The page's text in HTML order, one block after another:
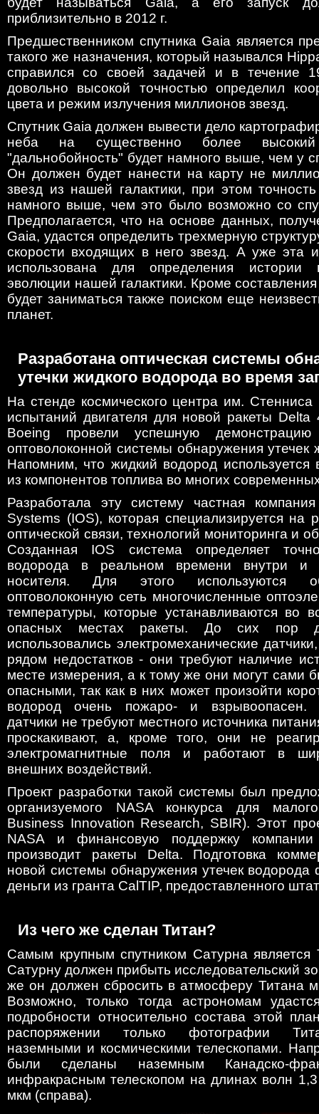
приблизительно в 2012 г.
Предшественником спутника Gaia является
такого же назначения, который назывался
справился со своей задачей и в течение
довольно высокой точностью определил
цвета и режим излучения миллионов звезд.
Спутник Gaia должен вывести дело
неба на существенно более
"дальнобойность" будет намного выше, чем у
Он должен будет нанести на карту не
звезд из нашей галактики, при этом
намного выше, чем это было возможно со
Предполагается, что на основе данных,
Gaia, удастся определить трехмерную
скорости входящих в него звезд. А уже эта
использована для определения истории
эволюции нашей галактики. Кроме
будет заниматься также поиском еще
планет.
Разработана оптическая системы
утечки жидкого водорода во время
На стенде космического центра им.
испытаний двигателя для новой ракеты
Boeing провели успешную
оптоволоконной системы обнаружения утечек
Напомним, что жидкий водород используется
из компонентов топлива во многих
Разработала эту систему частная
Systems (IOS), которая специализируется на
оптической связи, технологий мониторинга и
Созданная IOS система определяет
водорода в реальном времени внутри и
носителя. Для этого используются
оптоволоконную сеть многочисленные
температуры, которые устанавливаются во
опасных местах ракеты. До сих пор
использовались электромеханические
рядом недостатков - они требуют наличие
месте измерения, а к тому же они могут сами
опасными, так как в них может произойти
водород очень пожаро- и взрывоопасен.
датчики не требуют местного источника
проскакивают, а, кроме того, они не
электромагнитные поля и работают в
внешних воздействий.
Проект разработки такой системы был
организуемого NASA конкурса для
Business Innovation Research, SBIR). Этот
NASA и финансовую поддержку компании
производит ракеты Delta. Подготовка
новой системы обнаружения утечек водорода
деньги из гранта CalTIP, предоставленного
Из чего же сделан Титан?
Самым крупным спутником Сатурна является
Сатурну должен прибыть исследовательский
же он должен сбросить в атмосферу Титана
Возможно, только тогда астрономам
подробности относительно состава этой
распоряжении только фотографии
наземными и космическими телескопами.
были сделаны наземным Канадско-
инфракрасным телескопом на длинах волн
мкм (справа).